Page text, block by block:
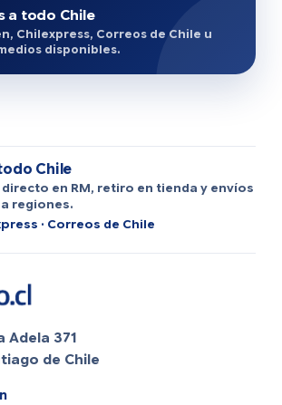
a todo Chile
Chilexpress, Correos de Chile u
disponibles.
Chile
en RM, retiro en tienda y envíos
regiones.
· Correos de Chile
Adela 371
de Chile